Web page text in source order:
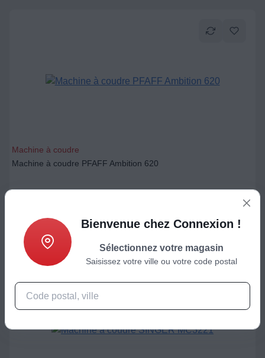
Machine à coudre
Machine à coudre PFAFF Ambition 620
Ajouter au panier
Bienvenue chez Connexion !
Sélectionnez votre magasin
Saisissez votre ville ou votre code postal